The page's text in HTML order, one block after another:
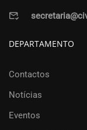
DEPARTAMENTO
Contactos
Notícias
Eventos